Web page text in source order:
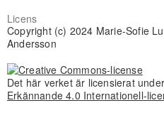
Licens
Copyright (c) 2024 Marie-Sofie
Andersson
Det här verket är licensierat
Erkännande 4.0 Internationell-